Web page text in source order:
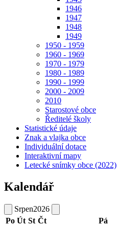
1946
1947
1948
1949
1950 - 1959
1960 - 1969
1970 - 1979
1980 - 1989
1990 - 1999
2000 - 2009
2010
Starostové obce
Ředitelé školy
Statistické údaje
Znak a vlajka obce
Individuální dotace
Interaktivní mapy
Letecké snímky obce (2022)
Kalendář
Srpen2026
Po Út St Čt Pá